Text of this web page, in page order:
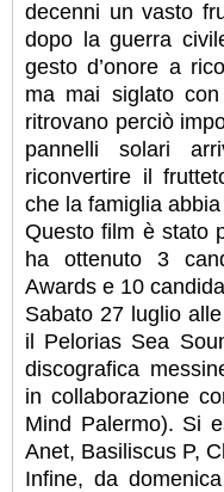
decenni un vasto
dopo la guerra
gesto d’onore a
ma mai siglato
ritrovano perciò
pannelli solari
riconvertire il
che la famiglia
Questo film è stato
ha ottenuto 3
Awards e 10
Sabato 27 luglio
il Pelorias Sea
discografica
in collaborazione
Mind Palermo). Si
Anet, Basiliscus P,
Infine, da